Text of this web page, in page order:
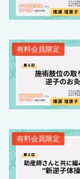
有料会員限定
有料会員限定